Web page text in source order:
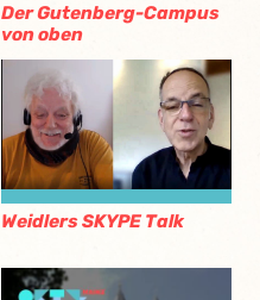
Der Gutenberg-Campus
von oben
Weidlers SKYPE Talk